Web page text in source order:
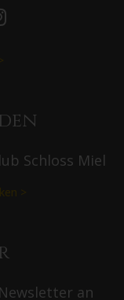
Schloss Miel
>
an